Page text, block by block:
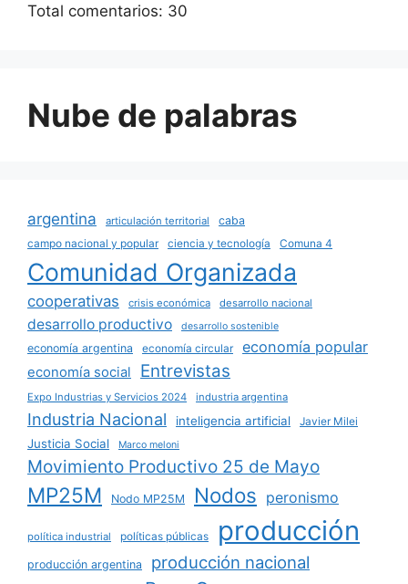
Total comentarios: 30
Nube de palabras
argentina articulación territorial
caba
campo nacional y popular
ciencia y tecnología Comuna 4
Comunidad Organizada
cooperativas crisis económica desarrollo nacional
desarrollo productivo desarrollo sostenible
economía argentina economía circular economía popular
economía social Entrevistas
Expo Industrias y Servicios 2024 industria argentina
Industria Nacional inteligencia artificial Javier Milei
Justicia Social Marco meloni
Movimiento Productivo 25 de Mayo
MP25M Nodo MP25M Nodos peronismo
política industrial políticas públicas producción
producción argentina producción nacional